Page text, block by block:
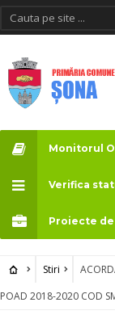
Monitorul
Verifica
Proiecte
Stiri
POAD 2018-2020 COD